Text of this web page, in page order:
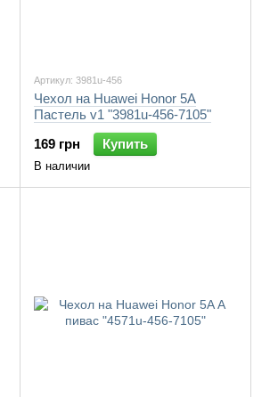
Артикул: 3981u-456
Чехол на Huawei Honor 5A
Пастель v1 "3981u-456-7105"
169 грн
Купить
В наличии